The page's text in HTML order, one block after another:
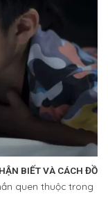
BIẾT VÀ CÁCH
quen thuộc trong